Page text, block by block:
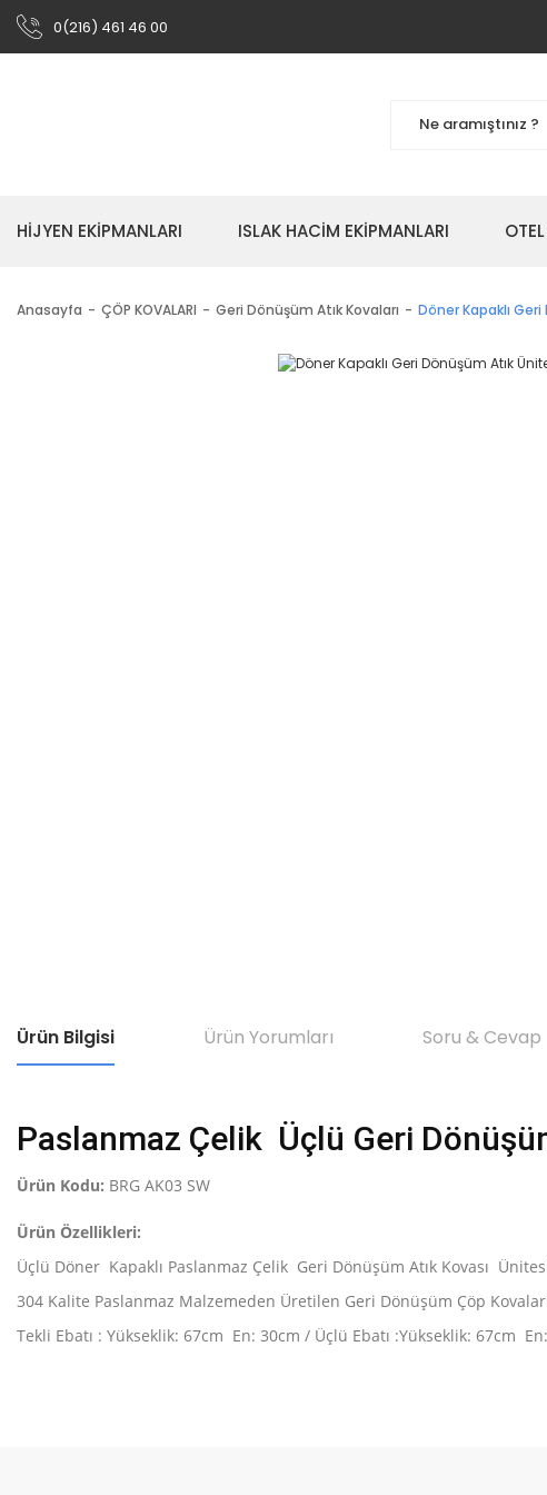
0(216) 461 46 00
HİJYEN EKİPMANLARI ISLAK HACİM EKİPMANLARI
Anasayfa ÇÖP KOVALARI Geri Dönüşüm Atık Kovaları Döner Kapaklı
Ürün Bilgisi Ürün Yorumları Soru & Cevap
Paslanmaz Çelik Üçlü Geri
Ürün Kodu: BRG AK03 SW
Ürün Özellikleri:
Üçlü Döner Kapaklı Paslanmaz Çelik Geri Dönüşüm Atık Kovası
304 Kalite Paslanmaz Malzemeden Üretilen Geri Dönüşüm Çöp
Tekli Ebatı : Yükseklik: 67cm En: 30cm / Üçlü Ebatı :Yükseklik: 67cm